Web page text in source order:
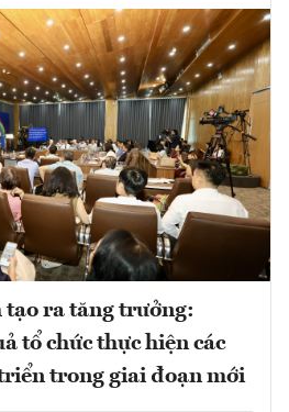
tạo ra tăng trưởng:
tổ chức thực hiện các
trong giai đoạn mới